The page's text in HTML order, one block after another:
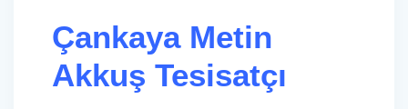
Çankaya Metin
Akkuş Tesisatçı